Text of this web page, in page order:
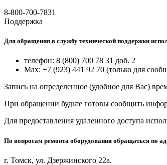
8-800-700-7831
Поддержка
Для обращения в службу технической поддержки
телефон: 8 (800) 700 78 31 доб. 2
Max: +7 (923) 441 92 70 (только для
Запись на определенное (удобное для Вас)
При обращении будьте готовы сообщить
Для предоставления удаленного доступа
По вопросам ремонта оборудования обращаться по
г. Томск, ул. Дзержинского 22а.